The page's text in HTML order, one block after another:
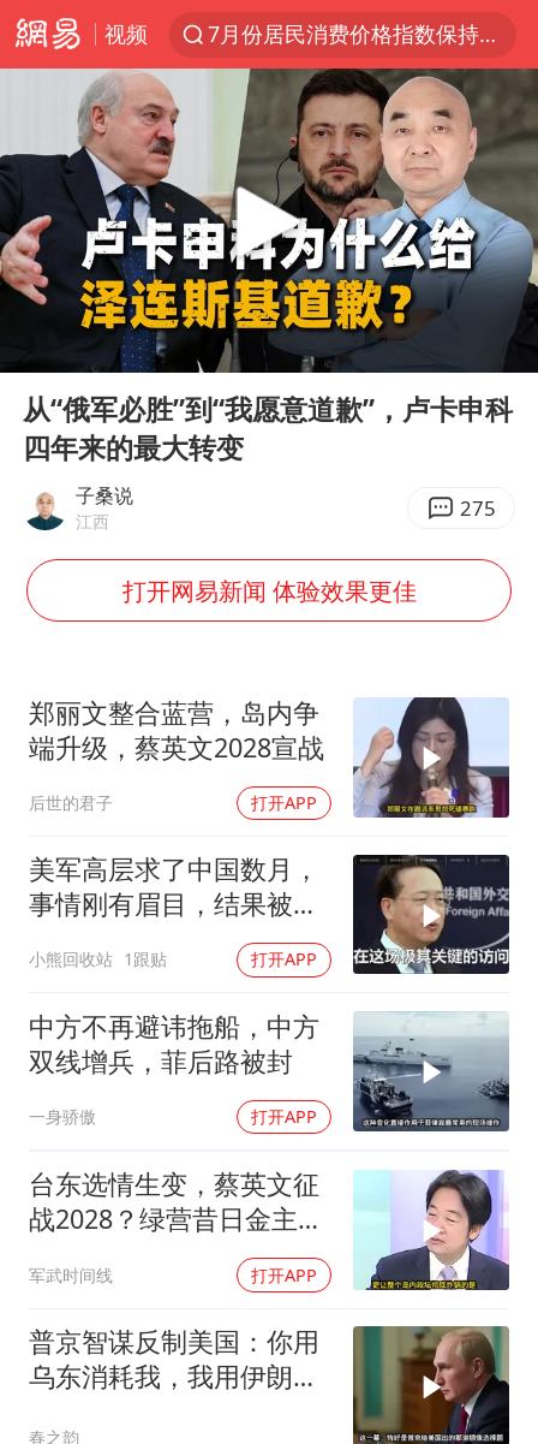
视频
7月份居民消费价格指数保持温和上涨
台湾不是国家不存在“国格”
独闯南太行失联14天的女子已找到
哥伦比亚发生7.5级地震
哥伦比亚强震已致超20人死亡
易烊千玺金鸡百花双料影帝
“老戏骨”秦焰去世
高铁双人座被免票儿童挤成3人座
苏有朋亮相百花奖
男子攒206小时加班调休被拒获赔1.6万
真理之光，何以能照亮复兴之路？
Play
从“俄军必胜”到“我愿意道歉”，卢卡申科
四年来的最大转变
子桑说
江西 275
打开网易新闻 体验效果更佳
郑丽文整合蓝营，岛内争
端升级，蔡英文2028宣战
后世的君子 打开APP
美军高层求了中国数月，
事情刚有眉目，结果被特
小熊回收站 1跟贴 打开APP
中方不再避讳拖船，中方
双线增兵，菲后路被封
一身骄傲 打开APP
台东选情生变，蔡英文征
战2028？绿营昔日金主：
军武时间线 打开APP
普京智谋反制美国：你用
乌东消耗我，我用伊朗消
春之韵